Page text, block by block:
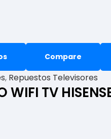
Compare
, Repuestos Televisores
WIFI TV